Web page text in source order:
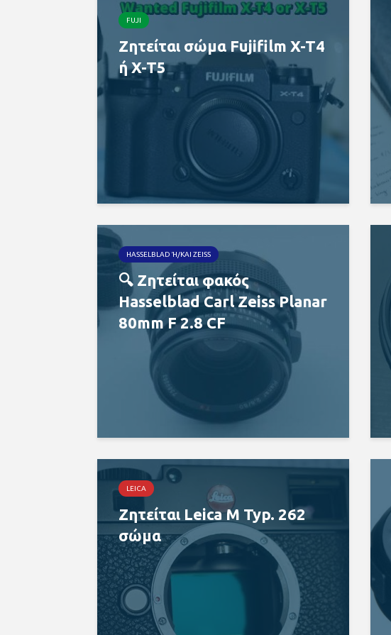
FUJI
Ζητείται σώμα Fujifilm X-T4
ή X-T5
HASSELBLAD Ή/ΚΑΙ ZEISS
🔍 Ζητείται φακός
Hasselblad Carl Zeiss Planar
80mm F 2.8 CF
LEICA
Ζητείται Leica M Typ. 262
σώμα